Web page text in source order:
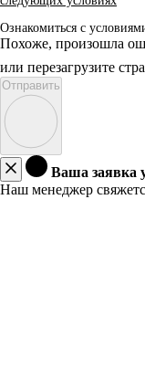
Ознакомиться с
Похоже, произошла
или перезагрузите
Отправить
Ваша заявка
Наш менеджер